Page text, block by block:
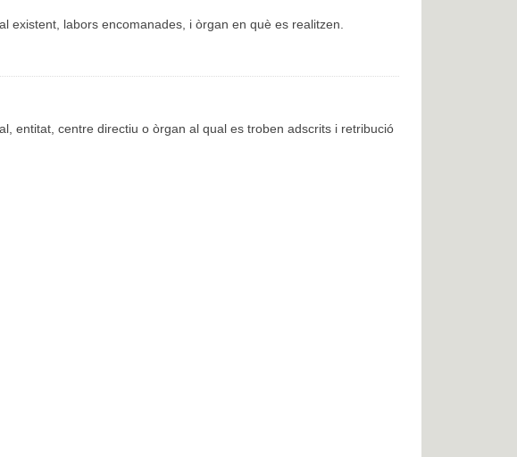
existent, labors encomanades, i òrgan en què es realitzen.
entitat, centre directiu o òrgan al qual es troben adscrits i retribució